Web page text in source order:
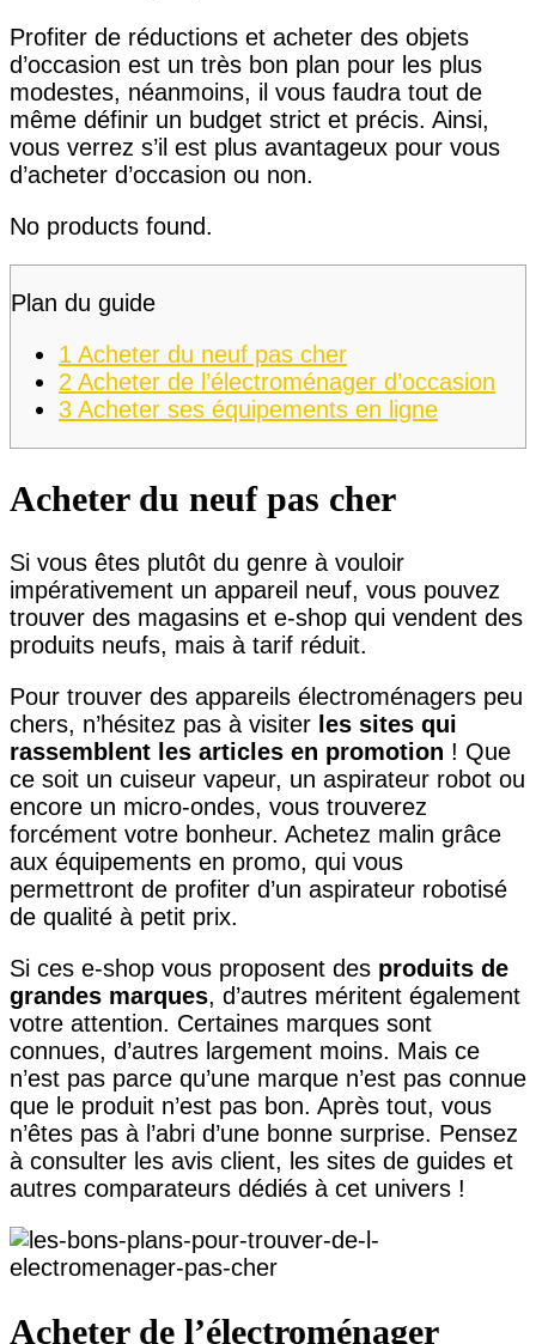
Profiter de réductions et acheter des objets
d’occasion est un très bon plan pour les plus
modestes, néanmoins, il vous faudra tout de
même définir un budget strict et précis. Ainsi,
vous verrez s’il est plus avantageux pour vous
d’acheter d’occasion ou non.
No products found.
Plan du guide
1 Acheter du neuf pas cher
2 Acheter de l’électroménager d’occasion
3 Acheter ses équipements en ligne
Acheter du neuf pas cher
Si vous êtes plutôt du genre à vouloir
impérativement un appareil neuf, vous pouvez
trouver des magasins et e-shop qui vendent des
produits neufs, mais à tarif réduit.
Pour trouver des appareils électroménagers peu
chers, n’hésitez pas à visiter les sites qui
rassemblent les articles en promotion ! Que
ce soit un cuiseur vapeur, un aspirateur robot ou
encore un micro-ondes, vous trouverez
forcément votre bonheur. Achetez malin grâce
aux équipements en promo, qui vous
permettront de profiter d’un aspirateur robotisé
de qualité à petit prix.
Si ces e-shop vous proposent des produits de
grandes marques, d’autres méritent également
votre attention. Certaines marques sont
connues, d’autres largement moins. Mais ce
n’est pas parce qu’une marque n’est pas connue
que le produit n’est pas bon. Après tout, vous
n’êtes pas à l’abri d’une bonne surprise. Pensez
à consulter les avis client, les sites de guides et
autres comparateurs dédiés à cet univers !
Acheter de l’électroménager